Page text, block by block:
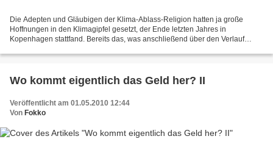
Die Adepten und Gläubigen der Klima-Ablass-Religion hatten ja große
Hoffnungen in den Klimagipfel gesetzt, der Ende letzten Jahres in
Kopenhagen stattfand. Bereits das, was anschließend über den Verlauf
Wo kommt eigentlich das Geld her? II
Veröffentlicht am 01.05.2010 12:44
Von Fokko